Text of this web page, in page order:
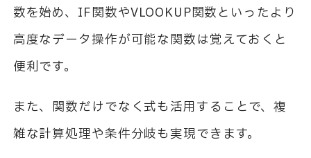
数を始め、IF関数やVLOOKUP関数といったより
高度なデータ操作が可能な関数は覚えておくと
便利です。
また、関数だけでなく式も活用することで、複
雑な計算処理や条件分岐も実現できます。